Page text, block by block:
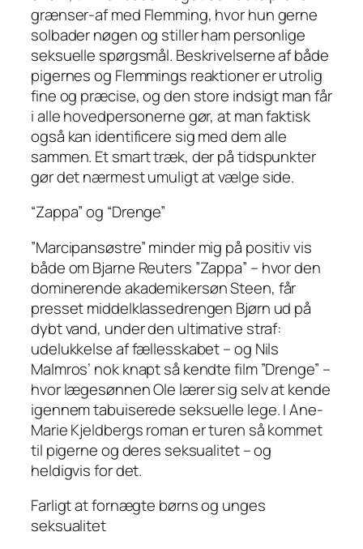
grænser-af med Flemming, hvor hun gerne
solbader nøgen og stiller ham personlige
seksuelle spørgsmål. Beskrivelserne af både
pigernes og Flemmings reaktioner er utrolig
fine og præcise, og den store indsigt man får
i alle hovedpersonerne gør, at man faktisk
også kan identificere sig med dem alle
sammen. Et smart træk, der på tidspunkter
gør det nærmest umuligt at vælge side.
“Zappa” og “Drenge”
”Marcipansøstre” minder mig på positiv vis
både om Bjarne Reuters ”Zappa” – hvor den
dominerende akademikersøn Steen, får
presset middelklassedrengen Bjørn ud på
dybt vand, under den ultimative straf:
udelukkelse af fællesskabet – og Nils
Malmros’ nok knapt så kendte film ”Drenge” –
hvor lægesønnen Ole lærer sig selv at kende
igennem tabuiserede seksuelle lege. I Ane-
Marie Kjeldbergs roman er turen så kommet
til pigerne og deres seksualitet – og
heldigvis for det.
Farligt at fornægte børns og unges
seksualitet